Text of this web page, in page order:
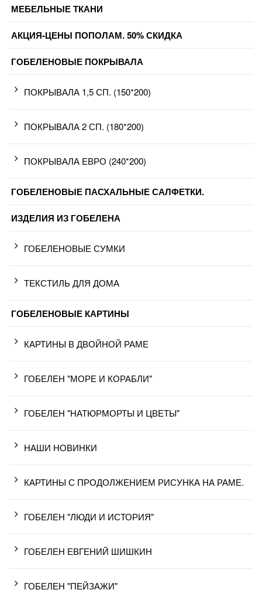
МЕБЕЛЬНЫЕ ТКАНИ
АКЦИЯ-ЦЕНЫ ПОПОЛАМ. 50% СКИДКА
ГОБЕЛЕНОВЫЕ ПОКРЫВАЛА
ПОКРЫВАЛА 1,5 СП. (150*200)
ПОКРЫВАЛА 2 СП. (180*200)
ПОКРЫВАЛА ЕВРО (240*200)
ГОБЕЛЕНОВЫЕ ПАСХАЛЬНЫЕ САЛФЕТКИ.
ИЗДЕЛИЯ ИЗ ГОБЕЛЕНА
ГОБЕЛЕНОВЫЕ СУМКИ
ТЕКСТИЛЬ ДЛЯ ДОМА
ГОБЕЛЕНОВЫЕ КАРТИНЫ
КАРТИНЫ В ДВОЙНОЙ РАМЕ
ГОБЕЛЕН "МОРЕ И КОРАБЛИ"
ГОБЕЛЕН "НАТЮРМОРТЫ И ЦВЕТЫ"
НАШИ НОВИНКИ
КАРТИНЫ С ПРОДОЛЖЕНИЕМ РИСУНКА НА РАМЕ.
ГОБЕЛЕН "ЛЮДИ И ИСТОРИЯ"
ГОБЕЛЕН ЕВГЕНИЙ ШИШКИН
ГОБЕЛЕН "ПЕЙЗАЖИ"